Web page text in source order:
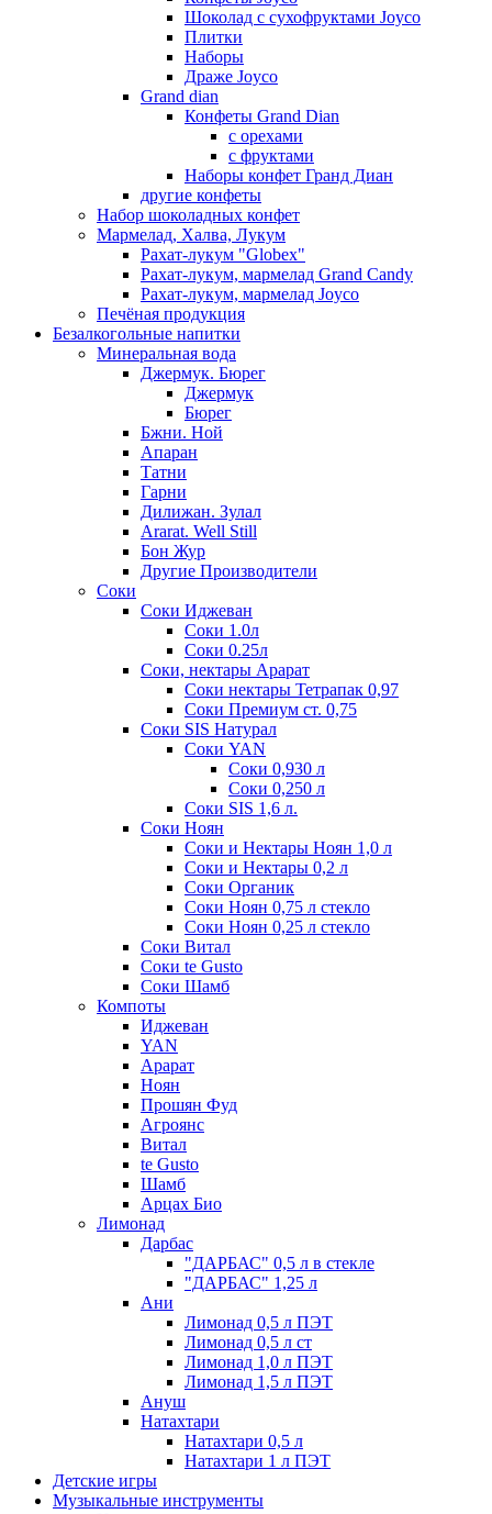
Шоколад с сухофруктами Joyco
Плитки
Наборы
Драже Joyco
Grand dian
Конфеты Grand Dian
с орехами
с фруктами
Наборы конфет Гранд Диан
другие конфеты
Набор шоколадных конфет
Мармелад, Халва, Лукум
Рахат-лукум "Globex"
Рахат-лукум, мармелад Grand Candy
Рахат-лукум, мармелад Joyco
Печёная продукция
Безалкогольные напитки
Минеральная вода
Джермук. Бюрег
Джермук
Бюрег
Бжни. Ной
Апаран
Татни
Гарни
Дилижан. Зулал
Ararat. Well Still
Бон Жур
Другие Производители
Соки
Соки Иджеван
Соки 1.0л
Соки 0.25л
Соки, нектары Арарат
Соки нектары Тетрапак 0,97
Соки Премиум ст. 0,75
Соки SIS Натурал
Соки YAN
Соки 0,930 л
Соки 0,250 л
Соки SIS 1,6 л.
Соки Ноян
Соки и Нектары Ноян 1,0 л
Соки и Нектары 0,2 л
Соки Органик
Соки Ноян 0,75 л стекло
Соки Ноян 0,25 л стекло
Соки Витал
Соки te Gusto
Соки Шамб
Компоты
Иджеван
YAN
Арарат
Ноян
Прошян Фуд
Агроянс
Витал
te Gusto
Шамб
Арцах Био
Лимонад
Дарбас
"ДАРБАС" 0,5 л в стекле
"ДАРБАС" 1,25 л
Ани
Лимонад 0,5 л ПЭТ
Лимонад 0,5 л ст
Лимонад 1,0 л ПЭТ
Лимонад 1,5 л ПЭТ
Ануш
Натахтари
Натахтари 0,5 л
Натахтари 1 л ПЭТ
Детские игры
Музыкальные инструменты